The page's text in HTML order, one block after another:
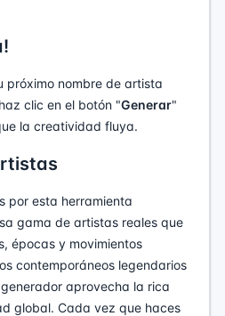
próximo nombre de artista
clic en el botón "Generar"
la creatividad fluya.
por esta herramienta
gama de artistas reales que
épocas y movimientos
contemporáneos legendarios
aprovecha la rica
global. Cada vez que haces